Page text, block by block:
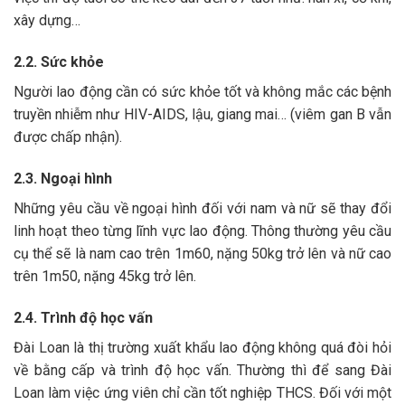
xây dựng…
2.2. Sức khỏe
Người lao động cần có sức khỏe tốt và không mắc các bệnh
truyền nhiễm như HIV-AIDS, lậu, giang mai… (viêm gan B vẫn
được chấp nhận).
2.3. Ngoại hình
Những yêu cầu về ngoại hình đối với nam và nữ sẽ thay đổi
linh hoạt theo từng lĩnh vực lao động. Thông thường yêu cầu
cụ thể sẽ là nam cao trên 1m60, nặng 50kg trở lên và nữ cao
trên 1m50, nặng 45kg trở lên.
2.4. Trình độ học vấn
Đài Loan là thị trường xuất khẩu lao động không quá đòi hỏi
về bằng cấp và trình độ học vấn. Thường thì để sang Đài
Loan làm việc ứng viên chỉ cần tốt nghiệp THCS. Đối với một